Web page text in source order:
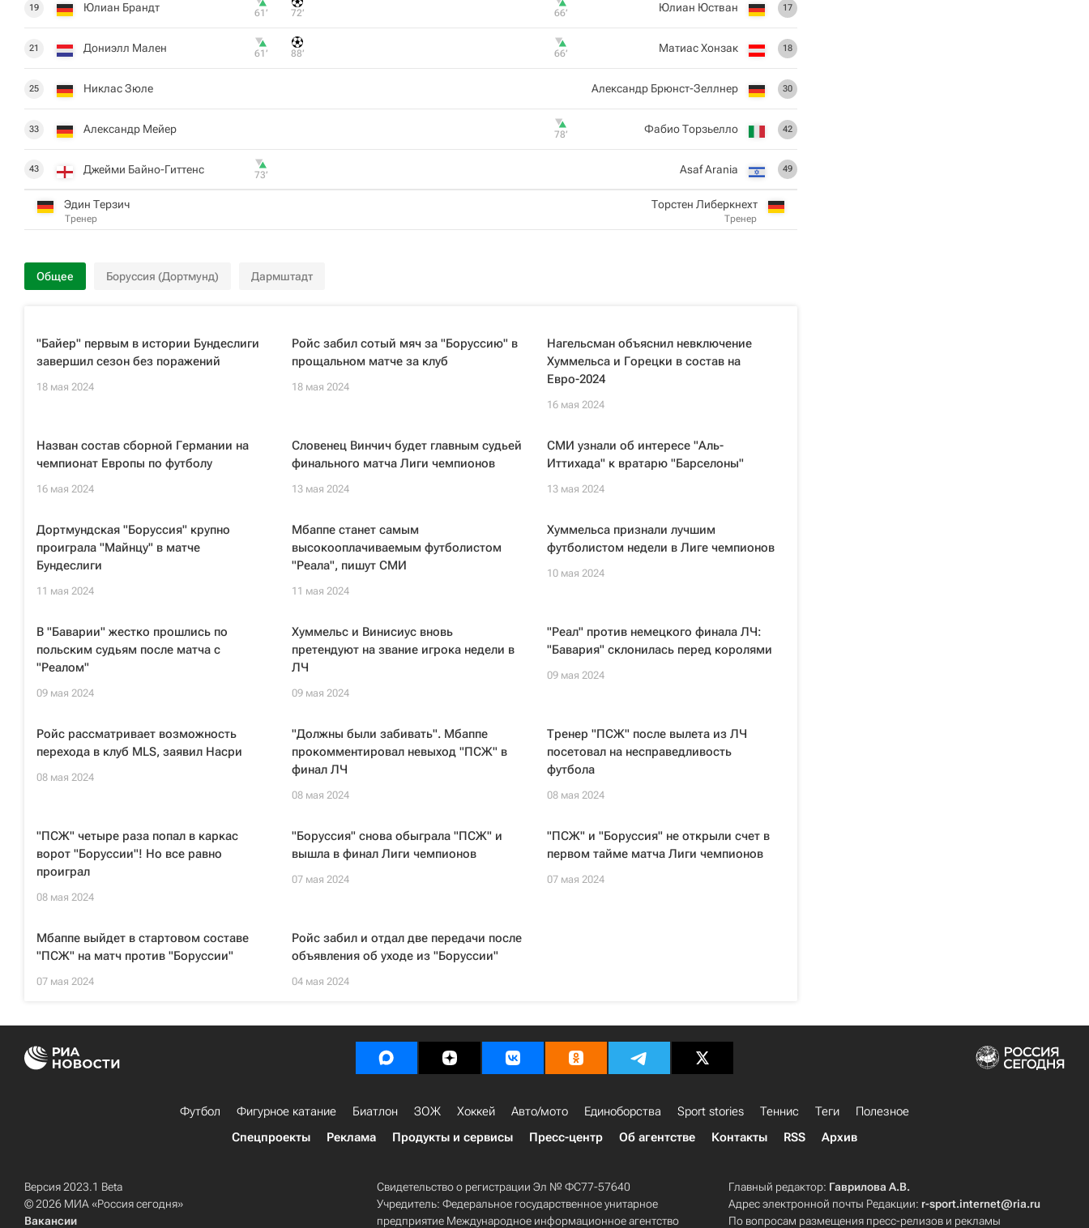
19 Юлиан Брандт 61‎’‎ 72‎’‎
21 Дониэлл Мален 61‎’‎ 88‎’‎
25 Никлас Зюле
33 Александр Мейер
43 Джейми Байно-Гиттенс 73‎’‎
Эдин Терзич
Тренер
17
Юлиан Юстван
66‎’‎
18
Матиас Хонзак
66‎’‎
30
Александр Брюнст-Зеллнер
42
Фабио Торзьелло
78‎’‎
49
Asaf Arania
Торстен Либеркнехт
Тренер
Общее Боруссия (Дортмунд) Дармштадт
"Байер" первым в истории Бундеслиги
завершил сезон без поражений
18 мая 2024
Ройс забил сотый мяч за "Боруссию" в
прощальном матче за клуб
18 мая 2024
Нагельсман объяснил невключение
Хуммельса и Горецки в состав на
Евро-2024
16 мая 2024
Назван состав сборной Германии на
чемпионат Европы по футболу
16 мая 2024
Словенец Винчич будет главным судьей
финального матча Лиги чемпионов
13 мая 2024
СМИ узнали об интересе "Аль-
Иттихада" к вратарю "Барселоны"
13 мая 2024
Дортмундская "Боруссия" крупно
проиграла "Майнцу" в матче
Бундеслиги
11 мая 2024
Мбаппе станет самым
высокооплачиваемым футболистом
"Реала", пишут СМИ
11 мая 2024
Хуммельса признали лучшим
футболистом недели в Лиге чемпионов
10 мая 2024
В "Баварии" жестко прошлись по
польским судьям после матча с
"Реалом"
09 мая 2024
Хуммельс и Винисиус вновь
претендуют на звание игрока недели в
ЛЧ
09 мая 2024
"Реал" против немецкого финала ЛЧ:
"Бавария" склонилась перед королями
09 мая 2024
Ройс рассматривает возможность
перехода в клуб MLS, заявил Насри
08 мая 2024
"Должны были забивать". Мбаппе
прокомментировал невыход "ПСЖ" в
финал ЛЧ
08 мая 2024
Тренер "ПСЖ" после вылета из ЛЧ
посетовал на несправедливость
футбола
08 мая 2024
"ПСЖ" четыре раза попал в каркас
ворот "Боруссии"! Но все равно
проиграл
08 мая 2024
"Боруссия" снова обыграла "ПСЖ" и
вышла в финал Лиги чемпионов
07 мая 2024
"ПСЖ" и "Боруссия" не открыли счет в
первом тайме матча Лиги чемпионов
07 мая 2024
Мбаппе выйдет в стартовом составе
"ПСЖ" на матч против "Боруссии"
07 мая 2024
Ройс забил и отдал две передачи после
объявления об уходе из "Боруссии"
04 мая 2024
Футбол Фигурное катание Биатлон ЗОЖ Хоккей Авто/мото Единоборства Sport stories Теннис Теги
Полезное
Спецпроекты
Реклама Продукты и сервисы Пресс-центр Об агентстве Контакты RSS Архив
Версия 2023.1 Beta
© 2026 МИА «Россия сегодня»
Вакансии
Свидетельство о регистрации Эл № ФС77-57640
Учредитель: Федеральное государственное унитарное
предприятие Международное информационное агентство
Главный редактор: Гаврилова А.В.
Адрес электронной почты Редакции: r-sport.internet@ria.ru
По вопросам размещения пресс-релизов и рекламы